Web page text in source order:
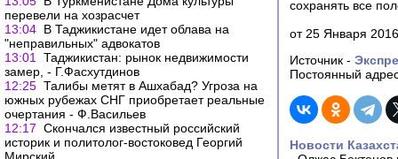
перевели на хозрасчет
13:04 В Таджикистане идет облава на
"неправильных" адвокатов
13:01
Таджикистан: рынок недвижимости
замер, - Г.Фасхутдинов
12:25 Талибы метят в Ашхабад? Угроза на
южных рубежах СНГ приобретает реальные
очертания - Ф.Васильев
12:17 Скончался известный российский
историк и политолог-востоковед Георгий
сохранять все
от 25 Января
Источник -
Постоянный
Новости